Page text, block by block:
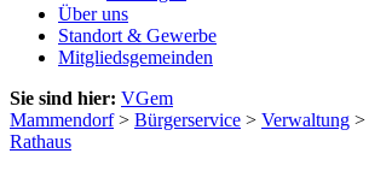
Über uns
Standort & Gewerbe
Mitgliedsgemeinden
Sie sind hier: VGem
Mammendorf> Bürgerservice > Verwaltung >
Rathaus